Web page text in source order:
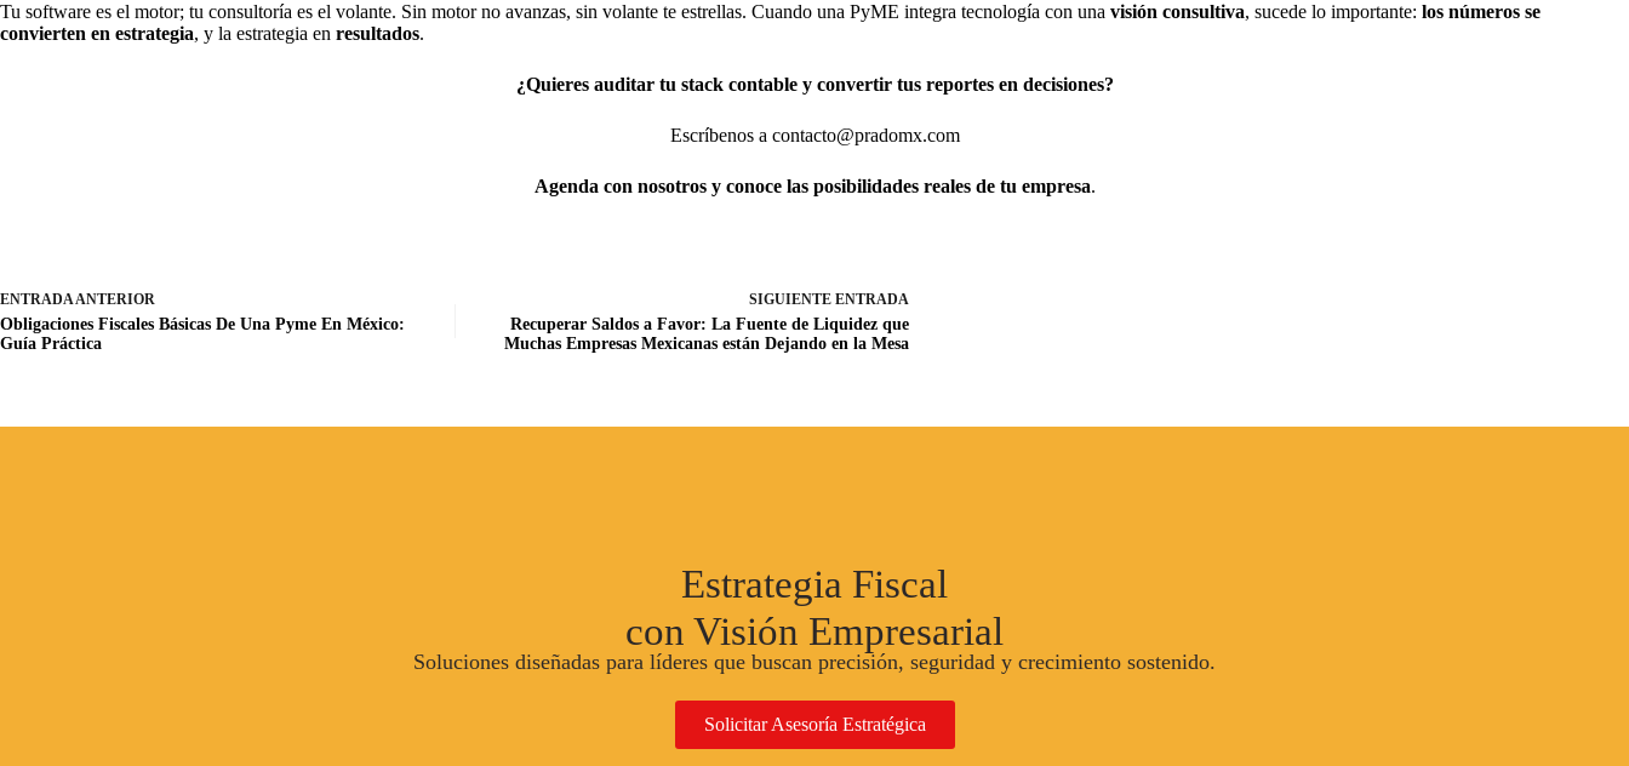
Tu software es el motor; tu consultoría es el volante. Sin motor no avanzas, sin volante te estrellas. Cuando una PyME integra tecnología con una visión consultiva, sucede lo importante: los números se
convierten en estrategia, y la estrategia en resultados.
¿Quieres auditar tu stack contable y convertir tus reportes en decisiones?
Escríbenos a contacto@pradomx.com
Agenda con nosotros y conoce las posibilidades reales de tu empresa.
ENTRADAANTERIOR
Obligaciones Fiscales Básicas De Una Pyme En México:
Guía Práctica
SIGUIENTE ENTRADA
Recuperar Saldos a Favor: La Fuente de Liquidez que
Muchas Empresas Mexicanas están Dejando en la Mesa
Estrategia Fiscal
con Visión Empresarial
Soluciones diseñadas para líderes que buscan precisión, seguridad y crecimiento sostenido.
Solicitar Asesoría Estratégica